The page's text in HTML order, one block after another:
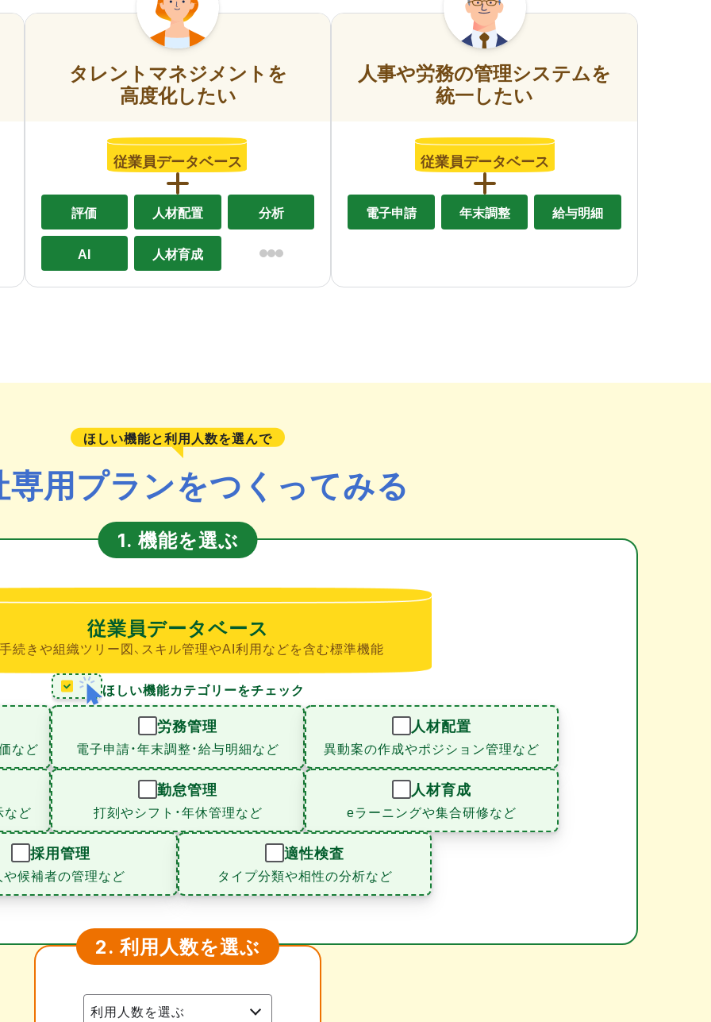
タレントマネジメントを
高度化したい
従業員データベース
評価 人材配置 分析
AI 人材育成
人事や労務の管理システムを
統一したい
従業員データベース
電子申請 年末調整 給与明細
ほしい機能と利用人数を選んで
専用プランをつくってみる
1. 機能を選ぶ
従業員データベース
続きや組織ツリー図、スキル管理やAI利用などを含む標準機能
ほしい機能カテゴリーをチェック
など
労務管理
電子申請・年末調整・給与明細など
人材配置
異動案の作成やポジション管理など
など
勤怠管理
打刻やシフト・年休管理など
人材育成
eラーニングや集合研修など
採用管理
候補者の管理など
適性検査
タイプ分類や相性の分析など
2. 利用人数を選ぶ